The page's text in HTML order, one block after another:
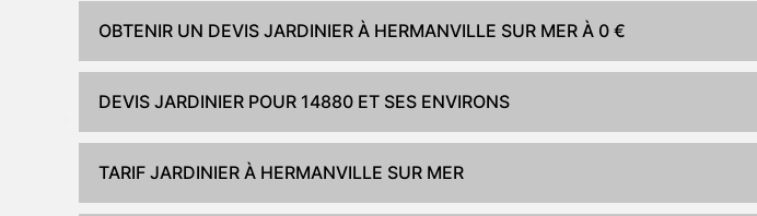
OBTENIR UN DEVIS JARDINIER À HERMANVILLE SUR MER À 0 €
DEVIS JARDINIER POUR 14880 ET SES ENVIRONS
TARIF JARDINIER À HERMANVILLE SUR MER